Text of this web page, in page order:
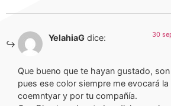
YelahiaG dice: 30
Que bueno que te hayan gustado,
pues ese color siempre me evocará
coemntyar y por tu compañía.